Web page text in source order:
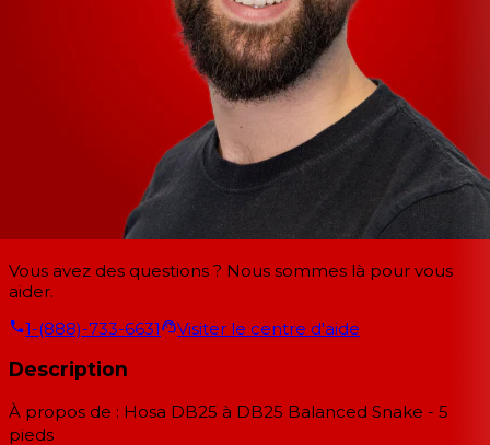
Vous avez des questions ? Nous sommes là pour vous
aider.
1-(888)-733-6631
Visiter le centre d'aide
Description
À propos de : Hosa DB25 à DB25 Balanced Snake - 5
pieds